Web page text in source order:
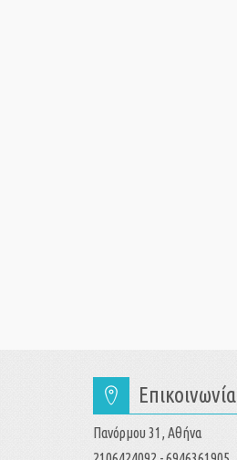
Επικοινωνία
Πανόρμου 31, Αθήνα